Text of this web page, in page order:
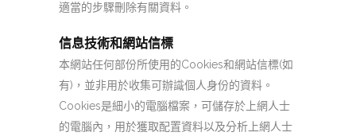
適當的步驟刪除有關資料。
信息技術和網站信標
本網站任何部份所使用的Cookies和網站信標(如
有) ，並非用於收集可辦識個人身份的資料。
Cookies是細小的電腦檔案，可儲存於上網人士
的電腦內，用於獲取配置資料以及分析上網人士